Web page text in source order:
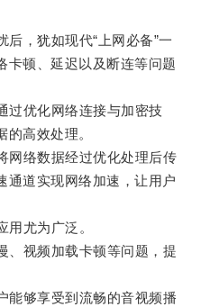
，犹如现代“上网必备”一
卡顿、延迟以及断连等问题
优化网络连接与加密技
高效处理。
络数据经过优化处理后传
通道实现网络加速，让用户
尤为广泛。
视频加载卡顿等问题，提
够享受到流畅的音视频播